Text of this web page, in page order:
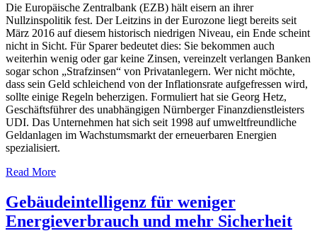
Die Europäische Zentralbank (EZB) hält eisern an ihrer
Nullzinspolitik fest. Der Leitzins in der Eurozone liegt bereits seit
März 2016 auf diesem historisch niedrigen Niveau, ein Ende scheint
nicht in Sicht. Für Sparer bedeutet dies: Sie bekommen auch
weiterhin wenig oder gar keine Zinsen, vereinzelt verlangen Banken
sogar schon „Strafzinsen“ von Privatanlegern. Wer nicht möchte,
dass sein Geld schleichend von der Inflationsrate aufgefressen wird,
sollte einige Regeln beherzigen. Formuliert hat sie Georg Hetz,
Geschäftsführer des unabhängigen Nürnberger Finanzdienstleisters
UDI. Das Unternehmen hat sich seit 1998 auf umweltfreundliche
Geldanlagen im Wachstumsmarkt der erneuerbaren Energien
spezialisiert.
Read More
Gebäudeintelligenz für weniger
Energieverbrauch und mehr Sicherheit